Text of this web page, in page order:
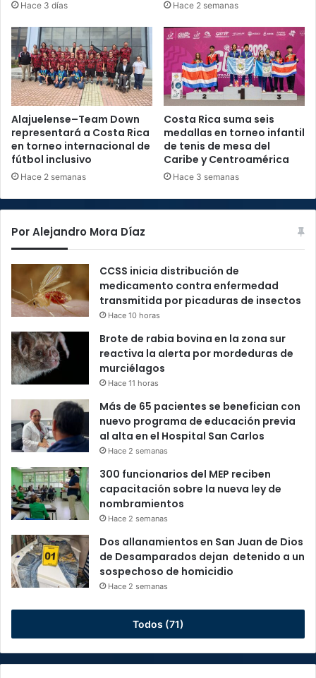
Hace 3 días Hace 2 semanas
Alajuelense–Team Down
representará a Costa Rica
en torneo internacional de
fútbol inclusivo
Hace 2 semanas
Costa Rica suma seis
medallas en torneo infantil
de tenis de mesa del
Caribe y Centroamérica
Hace 3 semanas
Por Alejandro Mora Díaz
CCSS inicia distribución de
medicamento contra enfermedad
transmitida por picaduras de insectos
Hace 10 horas
Brote de rabia bovina en la zona sur
reactiva la alerta por mordeduras de
murciélagos
Hace 11 horas
Más de 65 pacientes se benefician con
nuevo programa de educación previa
al alta en el Hospital San Carlos
Hace 2 semanas
300 funcionarios del MEP reciben
capacitación sobre la nueva ley de
nombramientos
Hace 2 semanas
Dos allanamientos en San Juan de Dios
de Desamparados dejan detenido a un
sospechoso de homicidio
Hace 2 semanas
Todos (71)